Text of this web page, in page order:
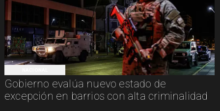
Gobierno evalúa nuevo estado de
excepción en barrios con alta criminalidad